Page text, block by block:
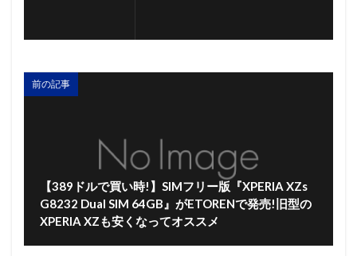
前の記事
【389ドルで買い時!】SIMフリー版『XPERIA XZs
G8232 Dual SIM 64GB』がETORENで発売!旧型の
XPERIA XZも安くなってオススメ